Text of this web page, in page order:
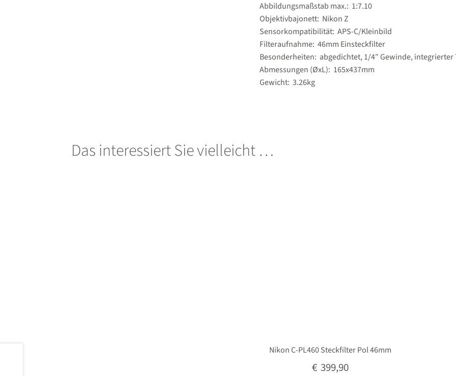
Abbildungsmaßstab max.: 1:7.10
Objektivbajonett: Nikon Z
Sensorkompatibilität: APS-C/​Kleinbild
Filteraufnahme: 46mm Einsteckfilter
Besonderheiten: abgedichtet, 1/4″ Gewinde, integrierter
Abmessungen (ØxL): 165x437mm
Gewicht: 3.26kg
Das interessiert Sie vielleicht …
Nikon C-PL460 Steckfilter Pol 46mm
€ 399,90